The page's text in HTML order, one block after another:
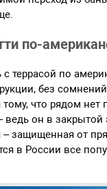
по-
террасой по
без
тому, что рядом
он в
– защищенная от
в России все